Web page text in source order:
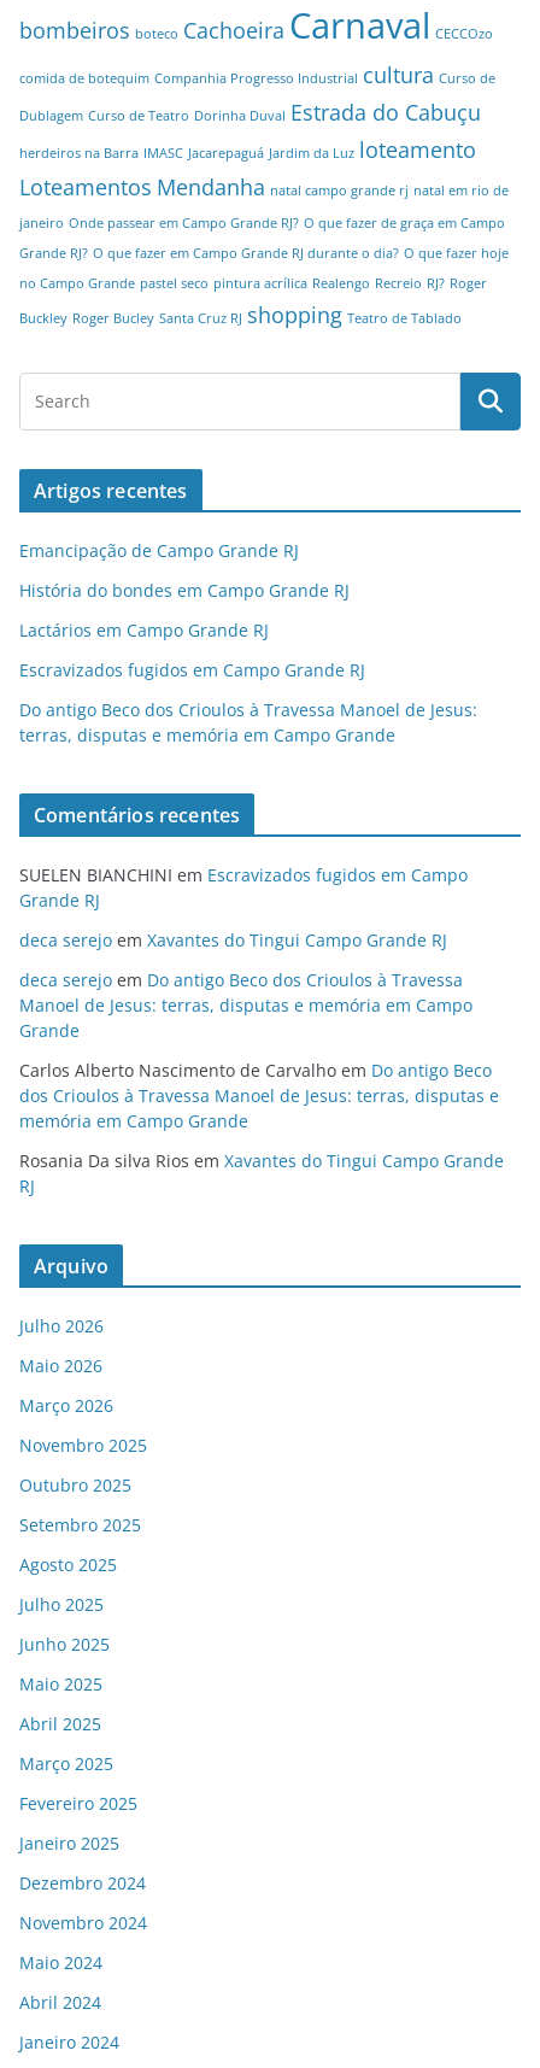
bombeiros boteco Cachoeira Carnaval CECCOzo
comida de botequim Companhia Progresso Industrial cultura Curso de
Dublagem Curso de Teatro Dorinha Duval Estrada do Cabuçu
herdeiros na Barra IMASC Jacarepaguá Jardim da Luz loteamento
Loteamentos Mendanha natal campo grande rj natal em rio de
janeiro Onde passear em Campo Grande RJ? O que fazer de graça em Campo
Grande RJ? O que fazer em Campo Grande RJ durante o dia? O que fazer hoje
no Campo Grande pastel seco pintura acrílica Realengo Recreio RJ? Roger
Buckley Roger Bucley Santa Cruz RJ shopping Teatro de Tablado
Artigos recentes
Emancipação de Campo Grande RJ
História do bondes em Campo Grande RJ
Lactários em Campo Grande RJ
Escravizados fugidos em Campo Grande RJ
Do antigo Beco dos Crioulos à Travessa Manoel de Jesus:
terras, disputas e memória em Campo Grande
Comentários recentes
SUELEN BIANCHINI em Escravizados fugidos em Campo
Grande RJ
deca serejo em Xavantes do Tingui Campo Grande RJ
deca serejo em Do antigo Beco dos Crioulos à Travessa
Manoel de Jesus: terras, disputas e memória em Campo
Grande
Carlos Alberto Nascimento de Carvalho em Do antigo Beco
dos Crioulos à Travessa Manoel de Jesus: terras, disputas e
memória em Campo Grande
Rosania Da silva Rios em Xavantes do Tingui Campo Grande
RJ
Arquivo
Julho 2026
Maio 2026
Março 2026
Novembro 2025
Outubro 2025
Setembro 2025
Agosto 2025
Julho 2025
Junho 2025
Maio 2025
Abril 2025
Março 2025
Fevereiro 2025
Janeiro 2025
Dezembro 2024
Novembro 2024
Maio 2024
Abril 2024
Janeiro 2024